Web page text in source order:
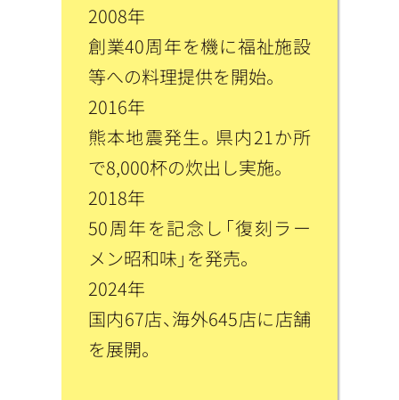
2008年
創業40周年を機に福祉施設
等への料理提供を開始。
2016年
熊本地震発生。県内21か所
で8,000杯の炊出し実施。
2018年
50周年を記念し「復刻ラー
メン昭和味」を発売。
2024年
国内67店、海外645店に店舗
を展開。